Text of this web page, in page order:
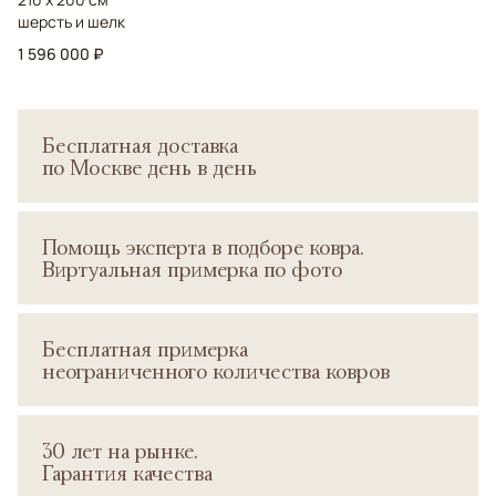
шерсть и шелк
1 596 000 ₽
Бесплатная доставка
по Москве день в день
Помощь эксперта в подборе ковра.
Виртуальная примерка по фото
Бесплатная примерка
неограниченного количества ковров
30 лет на рынке.
Гарантия качества